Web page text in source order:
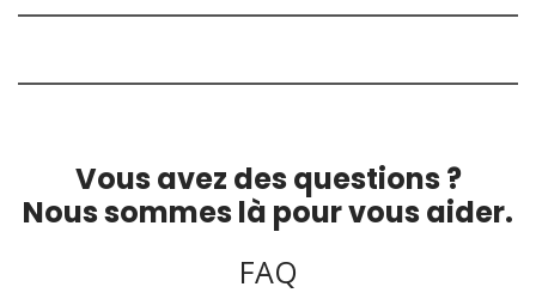
Vous avez des questions ?
Nous sommes là pour vous aider.
FAQ